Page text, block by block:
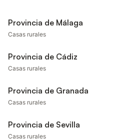
Provincia de Málaga
Casas rurales
Provincia de Cádiz
Casas rurales
Provincia de Granada
Casas rurales
Provincia de Sevilla
Casas rurales